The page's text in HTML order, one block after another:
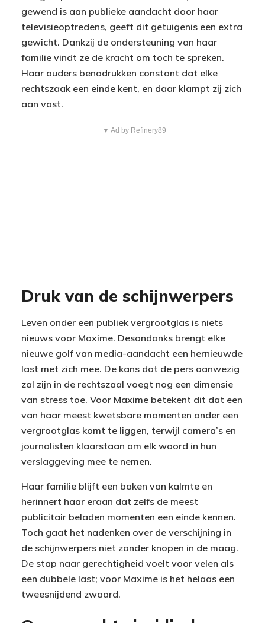
gewend is aan publieke aandacht door haar
televisieoptredens, geeft dit getuigenis een extra
gewicht. Dankzij de ondersteuning van haar
familie vindt ze de kracht om toch te spreken.
Haar ouders benadrukken constant dat elke
rechtszaak een einde kent, en daar klampt zij zich
aan vast.
▼ Ad by Refinery89
Druk van de schijnwerpers
Leven onder een publiek vergrootglas is niets
nieuws voor Maxime. Desondanks brengt elke
nieuwe golf van media-aandacht een hernieuwde
last met zich mee. De kans dat de pers aanwezig
zal zijn in de rechtszaal voegt nog een dimensie
van stress toe. Voor Maxime betekent dit dat een
van haar meest kwetsbare momenten onder een
vergrootglas komt te liggen, terwijl camera’s en
journalisten klaarstaan om elk woord in hun
verslaggeving mee te nemen.
Haar familie blijft een baken van kalmte en
herinnert haar eraan dat zelfs de meest
publicitair beladen momenten een einde kennen.
Toch gaat het nadenken over de verschijning in
de schijnwerpers niet zonder knopen in de maag.
De stap naar gerechtigheid voelt voor velen als
een dubbele last; voor Maxime is het helaas een
tweesnijdend zwaard.